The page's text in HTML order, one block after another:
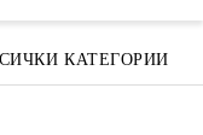
КАТЕГОРИИ